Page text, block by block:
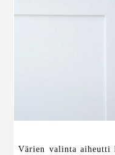
Värien valinta aiheutti